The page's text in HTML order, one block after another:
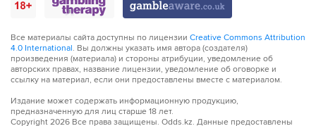
далеко, он валит Амаду Онана.
70´ Джон Макгинн из команды Астон Вилла подал угловой
справа.
70´ ШТАНГА! Пробил головой Амаду Онана прямо в каркас
ворот!
Все материалы сайта доступны по лицензии Creative Commons Attribution
4.0 International. Вы должны указать имя автора (создателя)
произведения (материала) и стороны атрибуции, уведомление об
авторских правах, название лицензии, уведомление об оговорке и
ссылку на материал, если они предоставлены вместе с материалом.
Издание может содержать информационную продукцию,
предназначенную для лиц старше 18 лет.
Copyright 2026 Все права защищены. Odds.kz. Данные предоставлены